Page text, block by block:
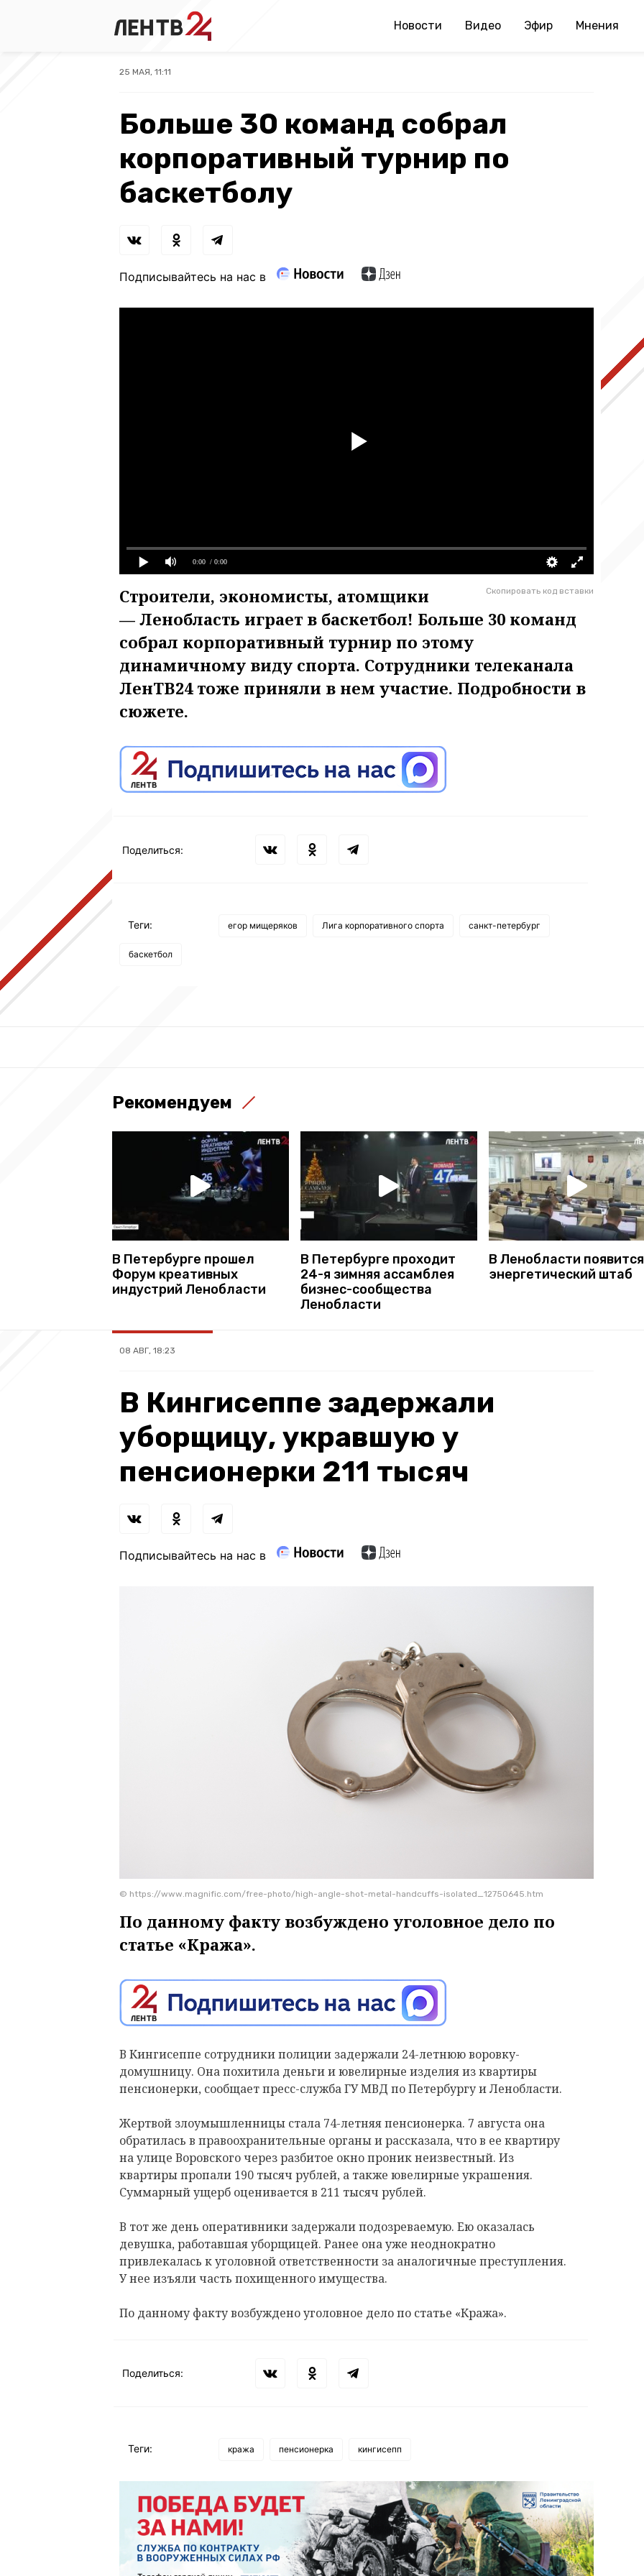
Новости Видео Эфир Мнения
25 МАЯ, 11:11
Больше 30 команд собрал
корпоративный турнир по
баскетболу
Подписывайтесь на нас в
0:00 / 0:00
Скопировать код вставки
Строители, экономисты, атомщики
— Ленобласть играет в баскетбол! Больше 30 команд
собрал корпоративный турнир по этому
динамичному виду спорта. Сотрудники телеканала
ЛенТВ24 тоже приняли в нем участие. Подробности в
сюжете.
Поделиться:
Теги: егор мищеряков Лига корпоративного спорта санкт-петербург
баскетбол
Рекомендуем
В Петербурге прошел
Форум креативных
индустрий Ленобласти
В Петербурге проходит
24-я зимняя ассамблея
бизнес-сообщества
Ленобласти
В Ленобласти появится
энергетический штаб
08 АВГ, 18:23
В Кингисеппе задержали
уборщицу, укравшую у
пенсионерки 211 тысяч
Подписывайтесь на нас в
© https://www.magnific.com/free-photo/high-angle-shot-metal-handcuffs-isolated_12750645.htm
По данному факту возбуждено уголовное дело по
статье «Кража».
В Кингисеппе сотрудники полиции задержали 24-летнюю воровку-
домушницу. Она похитила деньги и ювелирные изделия из квартиры
пенсионерки, сообщает пресс-служба ГУ МВД по Петербургу и Ленобласти.
Жертвой злоумышленницы стала 74-летняя пенсионерка. 7 августа она
обратилась в правоохранительные органы и рассказала, что в ее квартиру
на улице Воровского через разбитое окно проник неизвестный. Из
квартиры пропали 190 тысяч рублей, а также ювелирные украшения.
Суммарный ущерб оценивается в 211 тысяч рублей.
В тот же день оперативники задержали подозреваемую. Ею оказалась
девушка, работавшая уборщицей. Ранее она уже неоднократно
привлекалась к уголовной ответственности за аналогичные преступления.
У нее изъяли часть похищенного имущества.
По данному факту возбуждено уголовное дело по статье «Кража».
Поделиться:
Теги: кража пенсионерка кингисепп